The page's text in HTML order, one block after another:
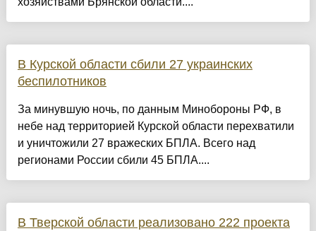
В Курской области сбили 27 украинских
беспилотников
За минувшую ночь, по данным Минобороны РФ, в
небе над территорией Курской области перехватили
и уничтожили 27 вражеских БПЛА. Всего над
регионами России сбили 45 БПЛА....
В Тверской области реализовано 222 проекта